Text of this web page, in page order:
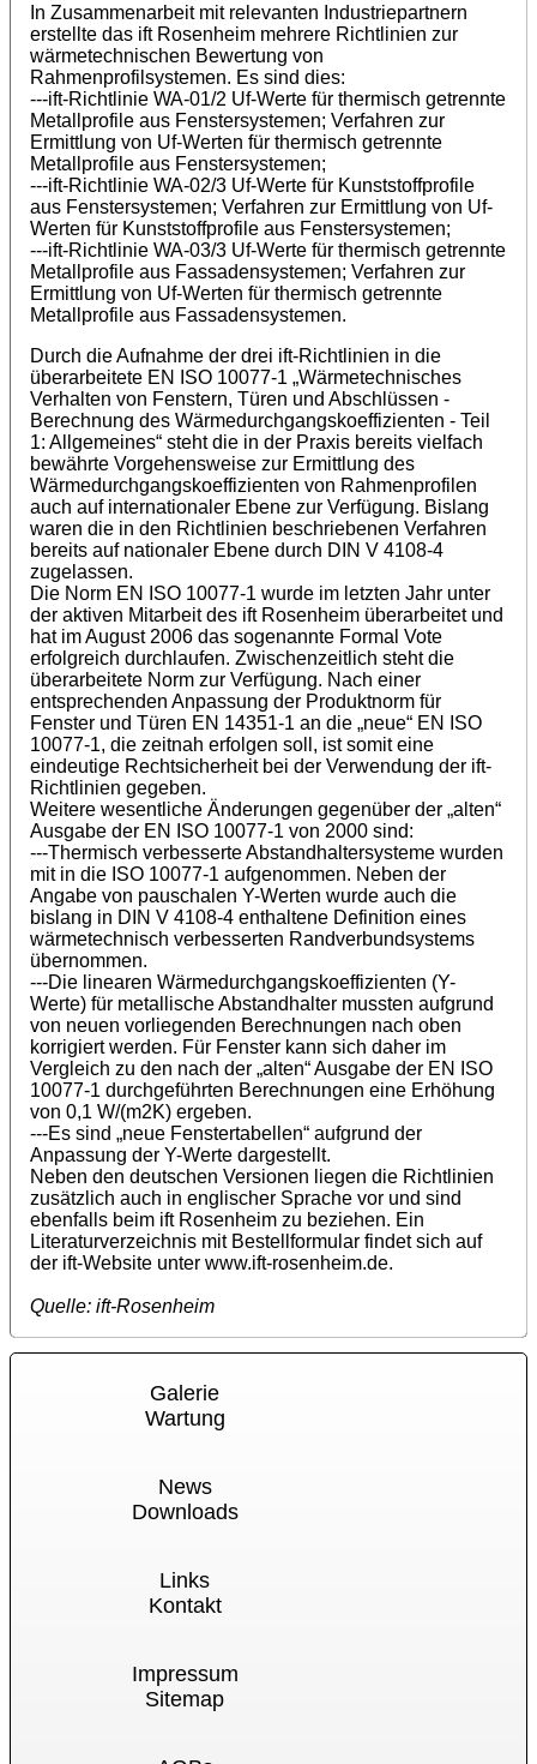
In Zusammenarbeit mit relevanten Industriepartnern
erstellte das ift Rosenheim mehrere Richtlinien zur
wärmetechnischen Bewertung von
Rahmenprofilsystemen. Es sind dies:
---ift-Richtlinie WA-01/2 Uf-Werte für thermisch getrennte
Metallprofile aus Fenstersystemen; Verfahren zur
Ermittlung von Uf-Werten für thermisch getrennte
Metallprofile aus Fenstersystemen;
---ift-Richtlinie WA-02/3 Uf-Werte für Kunststoffprofile
aus Fenstersystemen; Verfahren zur Ermittlung von Uf-
Werten für Kunststoffprofile aus Fenstersystemen;
---ift-Richtlinie WA-03/3 Uf-Werte für thermisch getrennte
Metallprofile aus Fassadensystemen; Verfahren zur
Ermittlung von Uf-Werten für thermisch getrennte
Metallprofile aus Fassadensystemen.
Durch die Aufnahme der drei ift-Richtlinien in die
überarbeitete EN ISO 10077-1 „Wärmetechnisches
Verhalten von Fenstern, Türen und Abschlüssen -
Berechnung des Wärmedurchgangskoeffizienten - Teil
1: Allgemeines“ steht die in der Praxis bereits vielfach
bewährte Vorgehensweise zur Ermittlung des
Wärmedurchgangskoeffizienten von Rahmenprofilen
auch auf internationaler Ebene zur Verfügung. Bislang
waren die in den Richtlinien beschriebenen Verfahren
bereits auf nationaler Ebene durch DIN V 4108-4
zugelassen.
Die Norm EN ISO 10077-1 wurde im letzten Jahr unter
der aktiven Mitarbeit des ift Rosenheim überarbeitet und
hat im August 2006 das sogenannte Formal Vote
erfolgreich durchlaufen. Zwischenzeitlich steht die
überarbeitete Norm zur Verfügung. Nach einer
entsprechenden Anpassung der Produktnorm für
Fenster und Türen EN 14351-1 an die „neue“ EN ISO
10077-1, die zeitnah erfolgen soll, ist somit eine
eindeutige Rechtsicherheit bei der Verwendung der ift-
Richtlinien gegeben.
Weitere wesentliche Änderungen gegenüber der „alten“
Ausgabe der EN ISO 10077-1 von 2000 sind:
---Thermisch verbesserte Abstandhaltersysteme wurden
mit in die ISO 10077-1 aufgenommen. Neben der
Angabe von pauschalen Y-Werten wurde auch die
bislang in DIN V 4108-4 enthaltene Definition eines
wärmetechnisch verbesserten Randverbundsystems
übernommen.
---Die linearen Wärmedurchgangskoeffizienten (Y-
Werte) für metallische Abstandhalter mussten aufgrund
von neuen vorliegenden Berechnungen nach oben
korrigiert werden. Für Fenster kann sich daher im
Vergleich zu den nach der „alten“ Ausgabe der EN ISO
10077-1 durchgeführten Berechnungen eine Erhöhung
von 0,1 W/(m2K) ergeben.
---Es sind „neue Fenstertabellen“ aufgrund der
Anpassung der Y-Werte dargestellt.
Neben den deutschen Versionen liegen die Richtlinien
zusätzlich auch in englischer Sprache vor und sind
ebenfalls beim ift Rosenheim zu beziehen. Ein
Literaturverzeichnis mit Bestellformular findet sich auf
der ift-Website unter www.ift-rosenheim.de.
Quelle: ift-Rosenheim
Galerie
Wartung
News
Downloads
Links
Kontakt
Impressum
Sitemap